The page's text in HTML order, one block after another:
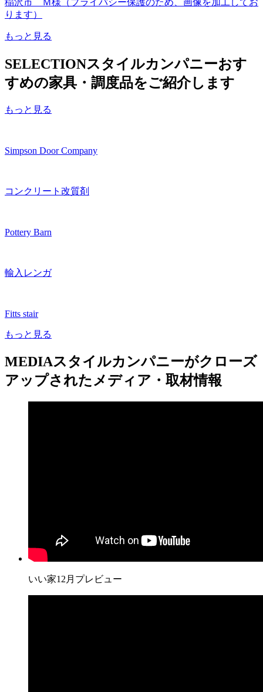
ります）
もっと見る
SELECTIONスタイルカンパニーおす
すめの家具・調度品をご紹介します
もっと見る
Simpson Door Company
コンクリート改質剤
Pottery Barn
輸入レンガ
Fitts stair
もっと見る
MEDIAスタイルカンパニーがクローズ
アップされたメディア・取材情報
いい家12月プレビュー